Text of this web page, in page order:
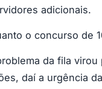
adicionais.
o concurso de
da fila
daí a urgência